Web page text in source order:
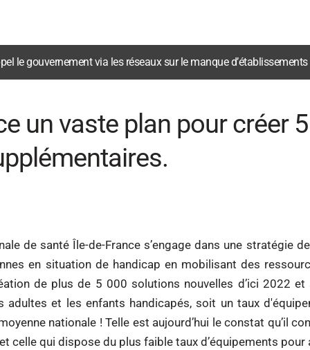
le gouvernement via les réseaux sur le manque
un vaste plan pour créer
de santé Île-de-France s’engage dans une stratégie
en situation de handicap en mobilisant des
de plus de 5 000 solutions nouvelles d’ici 2022
adultes et les enfants handicapés, soit un taux
nationale ! Telle est aujourd’hui le constat qu’il
celle qui dispose du plus faible taux d’équipements